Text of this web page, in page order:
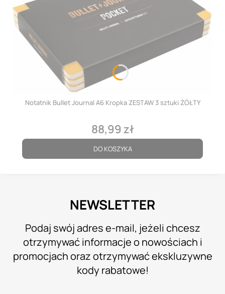
Notatnik Bullet Journal A6 Kropka ZESTAW 3 sztuki ŻÓŁTY
Cena
88,99 zł
DO KOSZYKA
NEWSLETTER
Podaj swój adres e-mail, jeżeli chcesz
otrzymywać informacje o nowościach i
promocjach oraz otrzymywać ekskluzywne
kody rabatowe!